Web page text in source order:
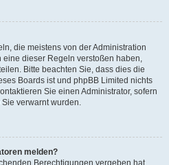
die meistens von der Administration
dieser Regeln verstoßen haben,
Bitte beachten Sie, dass dies die
Boards ist und phpBB Limited nichts
Sie einen Administrator, sofern
verwarnt wurden.
melden?
Berechtigungen vergeben hat,